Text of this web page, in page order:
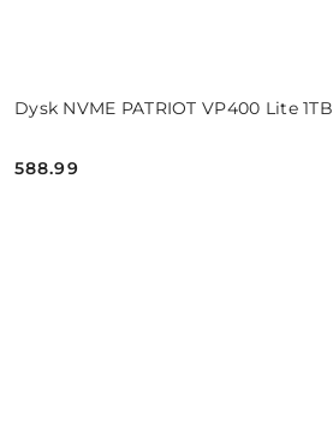
Dysk NVME PATRIOT VP400 Lite 1TB
Cena:
588.99